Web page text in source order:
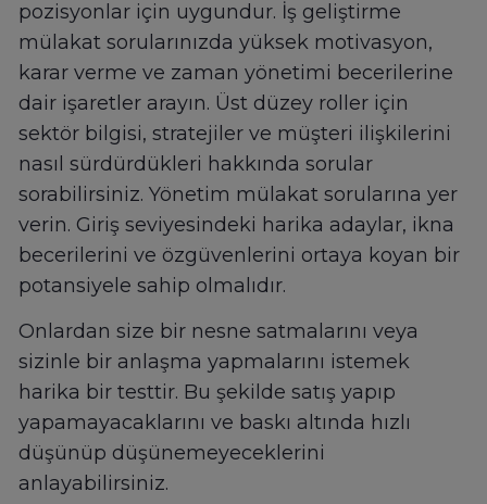
pozisyonlar için uygundur. İş geliştirme
mülakat sorularınızda yüksek motivasyon,
karar verme ve zaman yönetimi becerilerine
dair işaretler arayın. Üst düzey roller için
sektör bilgisi, stratejiler ve müşteri ilişkilerini
nasıl sürdürdükleri hakkında sorular
sorabilirsiniz. Yönetim mülakat sorularına yer
verin. Giriş seviyesindeki harika adaylar, ikna
becerilerini ve özgüvenlerini ortaya koyan bir
potansiyele sahip olmalıdır.
Onlardan size bir nesne satmalarını veya
sizinle bir anlaşma yapmalarını istemek
harika bir testtir. Bu şekilde satış yapıp
yapamayacaklarını ve baskı altında hızlı
düşünüp düşünemeyeceklerini
anlayabilirsiniz.